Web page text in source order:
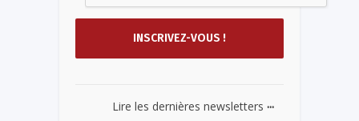
Lire les dernières newsletters ...